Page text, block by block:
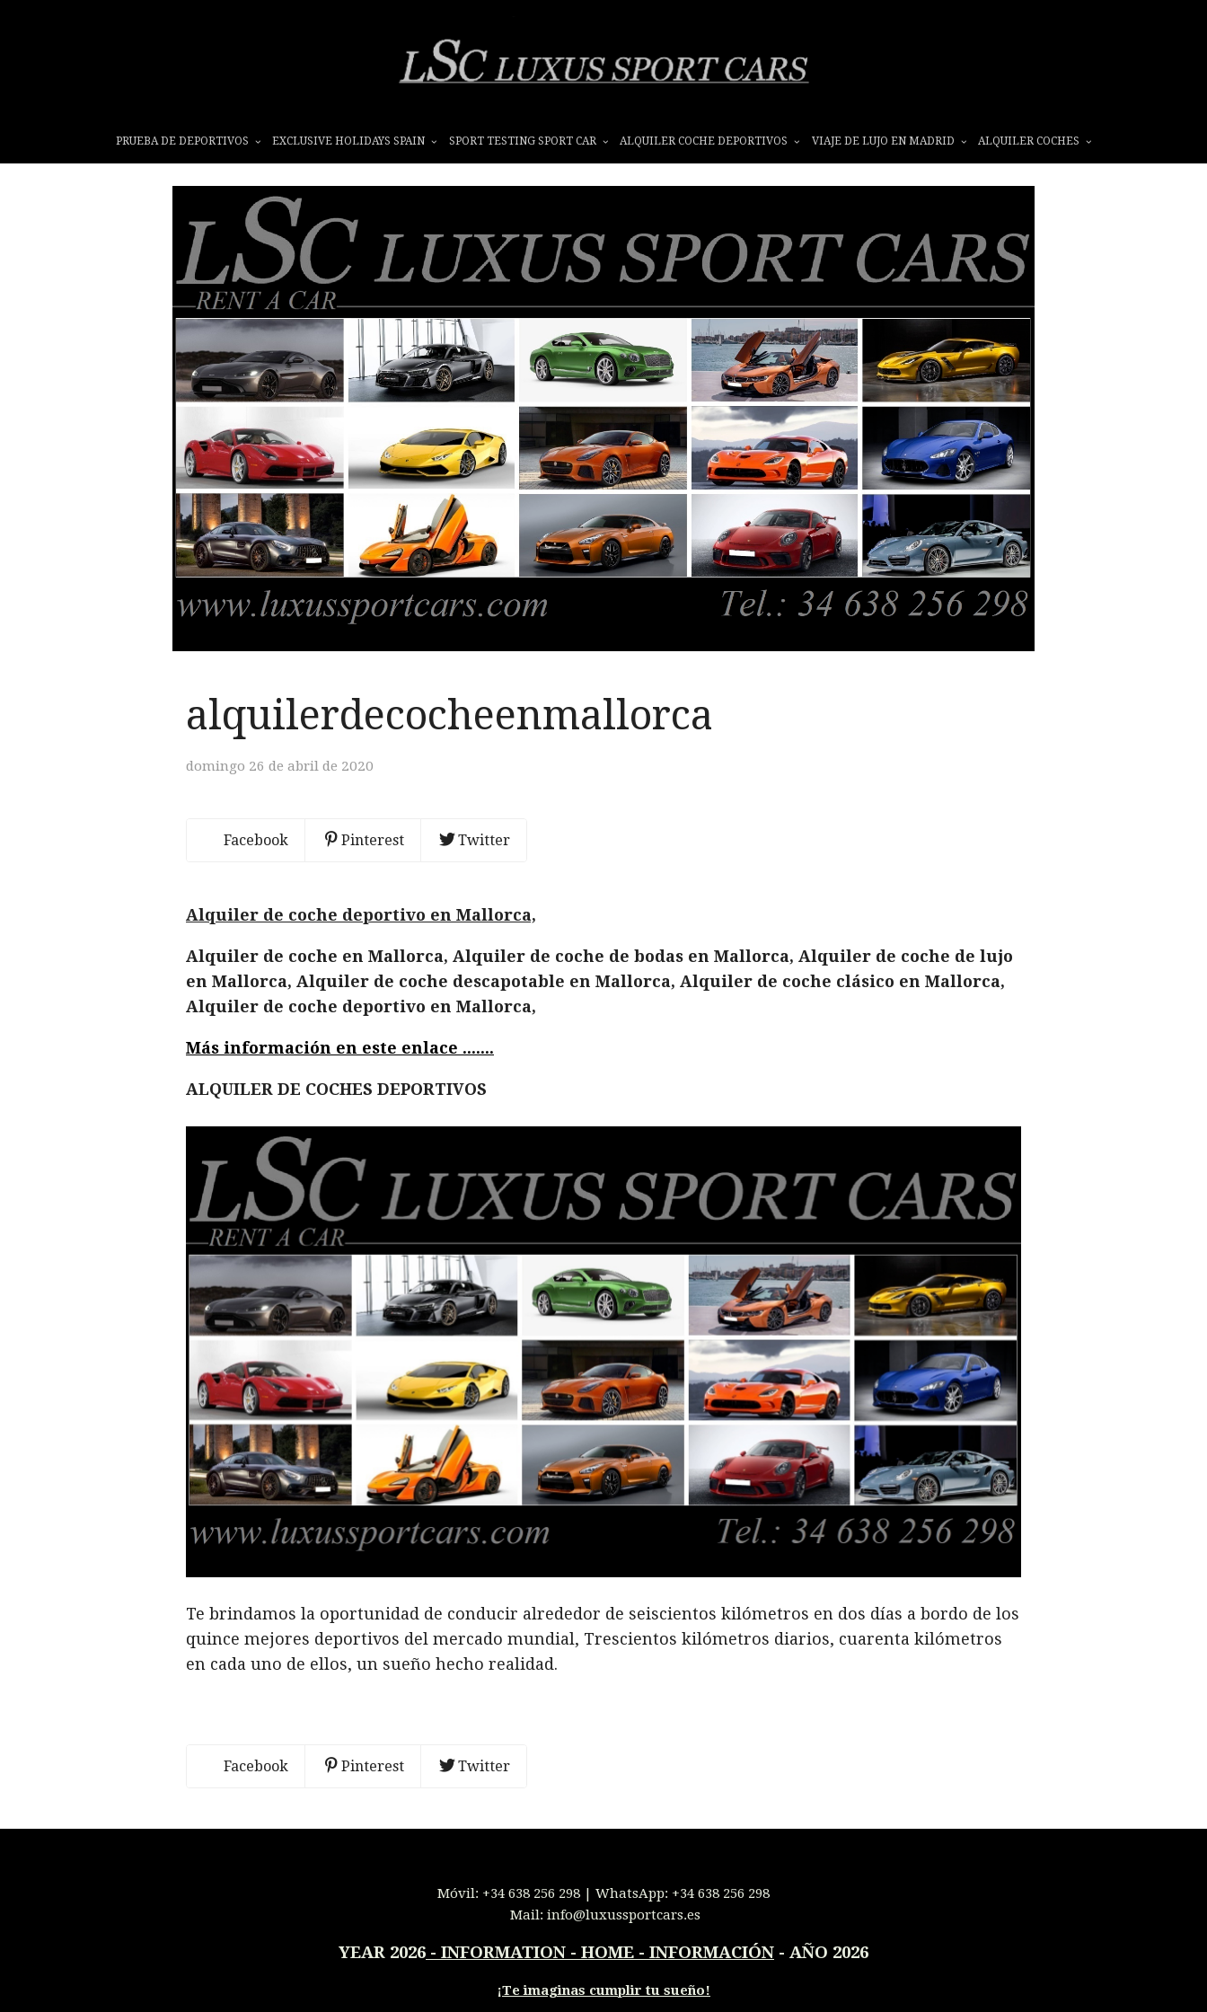
PRUEBA DE DEPORTIVOS EXCLUSIVE HOLIDAYS SPAIN SPORT TESTING SPORT CAR ALQUILER COCHE DEPORTIVOS VIAJE DE LUJO EN MADRID ALQUILER COCHES
alquilerdecocheenmallorca
domingo 26 de abril de 2020
Facebook Pinterest Twitter
Alquiler de coche deportivo en Mallorca,
Alquiler de coche en Mallorca, Alquiler de coche de bodas en Mallorca, Alquiler de coche de lujo
en Mallorca, Alquiler de coche descapotable en Mallorca, Alquiler de coche clásico en Mallorca,
Alquiler de coche deportivo en Mallorca,
Más información en este enlace .......
ALQUILER DE COCHES DEPORTIVOS
Te brindamos la oportunidad de conducir alrededor de seiscientos kilómetros en dos días a bordo de los
quince mejores deportivos del mercado mundial, Trescientos kilómetros diarios, cuarenta kilómetros
en cada uno de ellos, un sueño hecho realidad.
Facebook Pinterest Twitter
Móvil: +34 638 256 298 | WhatsApp: +34 638 256 298
Mail: info@luxussportcars.es
YEAR 2026 - INFORMATION - HOME - INFORMACIÓN - AÑO 2026
¡Te imaginas cumplir tu sueño!